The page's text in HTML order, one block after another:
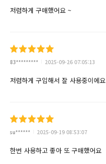
저렴하게 구매했어요 ~
83********* 2025-09-26 07:05:13
저렴하게 구입해서 잘 사용중이에요
su****** 2025-09-19 08:53:07
한번 사용하고 좋아 또 구매했어요